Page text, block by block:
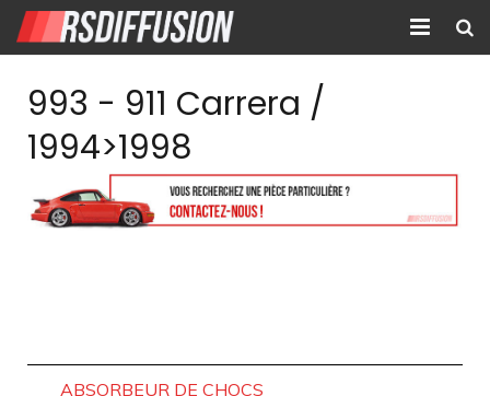
Nouvelles annonces
Annonces prolongées
Atelier mécanique
993 - 911 Carrera /
1994>1998
ABSORBEUR DE CHOCS